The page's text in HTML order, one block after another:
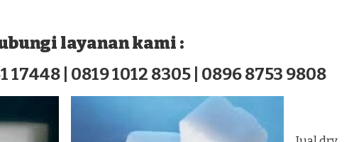
layanan kami :
17448 | 0819 1012 8305 | 0896 8753 9808